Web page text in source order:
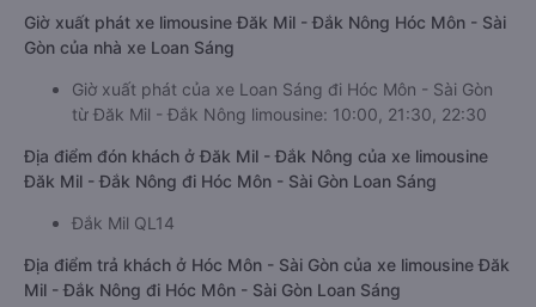
Giờ xuất phát xe limousine Đăk Mil - Đắk Nông Hóc Môn - Sài
Gòn của nhà xe Loan Sáng
Giờ xuất phát của xe Loan Sáng đi Hóc Môn - Sài Gòn
từ Đăk Mil - Đắk Nông limousine: 10:00, 21:30, 22:30
Địa điểm đón khách ở Đăk Mil - Đắk Nông của xe limousine
Đăk Mil - Đắk Nông đi Hóc Môn - Sài Gòn Loan Sáng
Đắk Mil QL14
Địa điểm trả khách ở Hóc Môn - Sài Gòn của xe limousine Đăk
Mil - Đắk Nông đi Hóc Môn - Sài Gòn Loan Sáng